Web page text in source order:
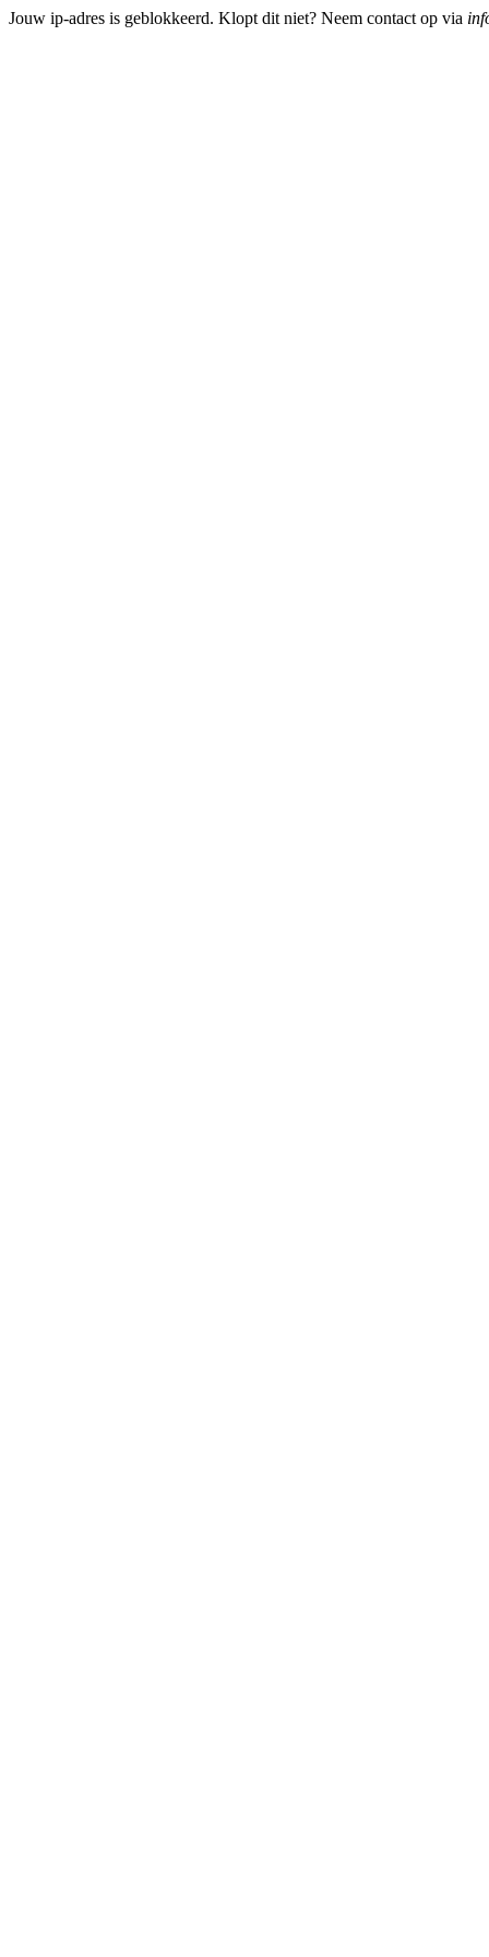
Jouw ip-adres is geblokkeerd. Klopt dit niet? Neem contact op via